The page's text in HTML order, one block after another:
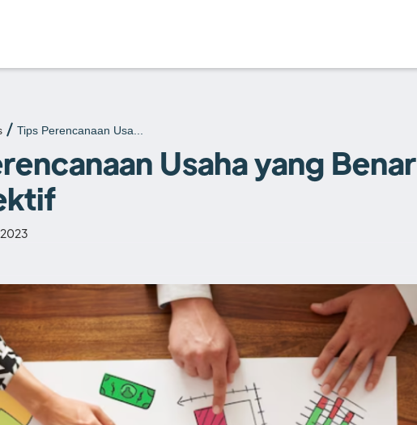
Tips Perencanaan Usa...
Usaha yang Benar